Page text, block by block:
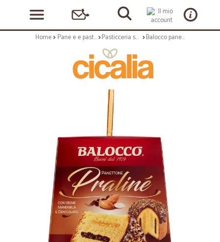
Home Pane e e pasticceria Pasticceria secca Balocco panettone praline' gr.800